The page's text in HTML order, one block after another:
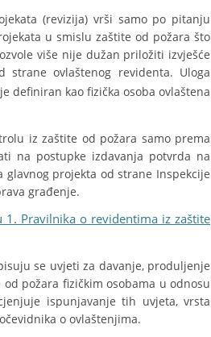
(revizija) vrši samo po pitanju
u smislu zaštite od požara što
više nije dužan priložiti izvješće
ovlaštenog revidenta. Uloga
definiran kao fizička osoba ovlaštena
iz zaštite od požara samo prema
na postupke izdavanja potvrda na
projekta od strane Inspekcije
građenje.
1. Pravilnika o revidentima iz zaštite
se uvjeti za davanje, produljenje
požara fizičkim osobama u odnosu
ispunjavanje tih uvjeta, vrsta
o ovlaštenjima.